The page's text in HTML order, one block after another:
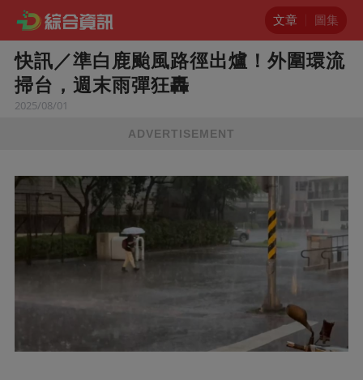
文章 圖集
快訊／準白鹿颱風路徑出爐！外圍環流
掃台，週末雨彈狂轟
2025/08/01
ADVERTISEMENT